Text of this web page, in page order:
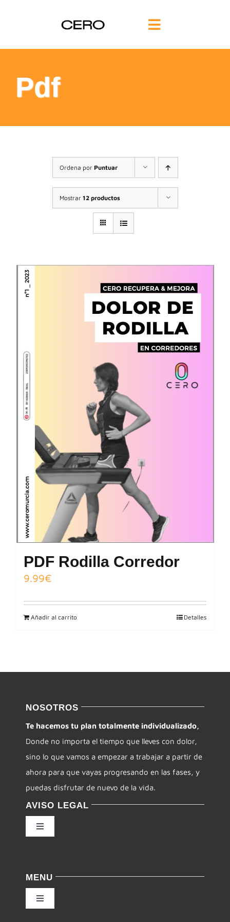
Toggle
Navigation
FILOSOFÍA
TE AYUDAMOS
FORMACIÓN
COMUNIDAD
CONTACTO
Pdf
Ordena por Puntuar
Mostrar 12 productos
PDF Rodilla Corredor
9.99€
Añadir al carrito Detalles
NOSOTROS
Te hacemos tu plan totalmente individualizado,
Donde no importa el tiempo que lleves con dolor,
sino lo que vamos a empezar a trabajar a partir de
ahora para que vayas progresando en las fases, y
puedas disfrutar de nuevo de la vida.
AVISO LEGAL
Toggle
Navigation
Condiciones de uso
MENU
Toggle
Navigation